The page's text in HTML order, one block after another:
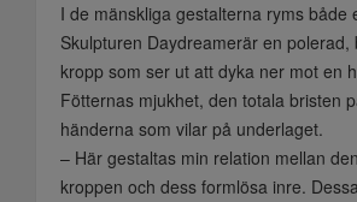
I de mänskliga gestalterna ryms både
Skulpturen Daydreamerär en polerad,
kropp som ser ut att dyka ner mot en
Fötternas mjukhet, den totala bristen
händerna som vilar på underlaget.
– Här gestaltas min relation mellan
kroppen och dess formlösa inre.